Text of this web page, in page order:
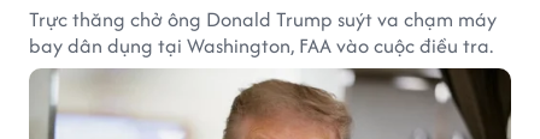
Trực thăng chở ông Donald Trump suýt va chạm máy
bay dân dụng tại Washington, FAA vào cuộc điều tra.